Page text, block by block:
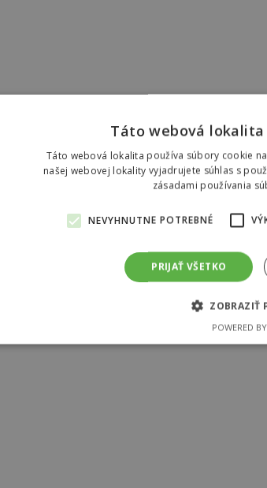
Táto webová lokalita
Táto webová lokalita používa súbory cookie
našej webovej lokality vyjadrujete súhlas s
zásadami používania
NEVYHNUTNE POTREBNÉ
PRIJAŤ VŠETKO
ZOBRAZIŤ
POWERED